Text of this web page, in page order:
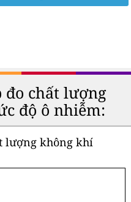
đo chất lượng
độ ô nhiễm:
lượng không khí